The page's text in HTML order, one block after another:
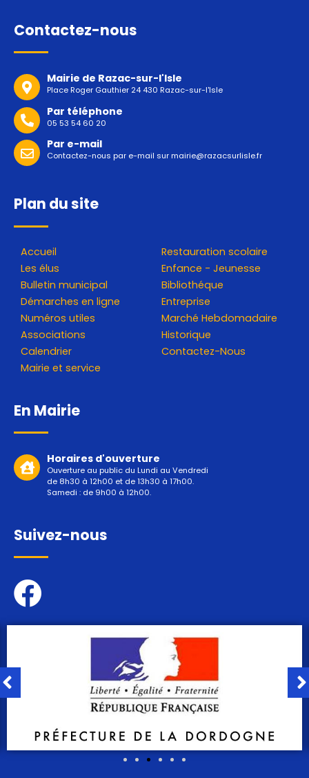
Contactez-nous
Mairie de Razac-sur-l'Isle
Place Roger Gauthier 24 430 Razac-sur-l'Isle
Par téléphone
05 53 54 60 20
Par e-mail
Contactez-nous par e-mail surmairie@razacsurlisle.fr
Plan du site
Accueil
Les élus
Bulletin municipal
Démarches en ligne
Numéros utiles
Associations
Calendrier
Mairie et service
Restauration scolaire
Enfance - Jeunesse
Bibliothéque
Entreprise
Marché Hebdomadaire
Historique
Contactez-Nous
En Mairie
Horaires d'ouverture
Ouverture au public du Lundi au Vendredi
de 8h30 à 12h00 et de 13h30 à 17h00.
Samedi : de 9h00 à 12h00.
Suivez-nous